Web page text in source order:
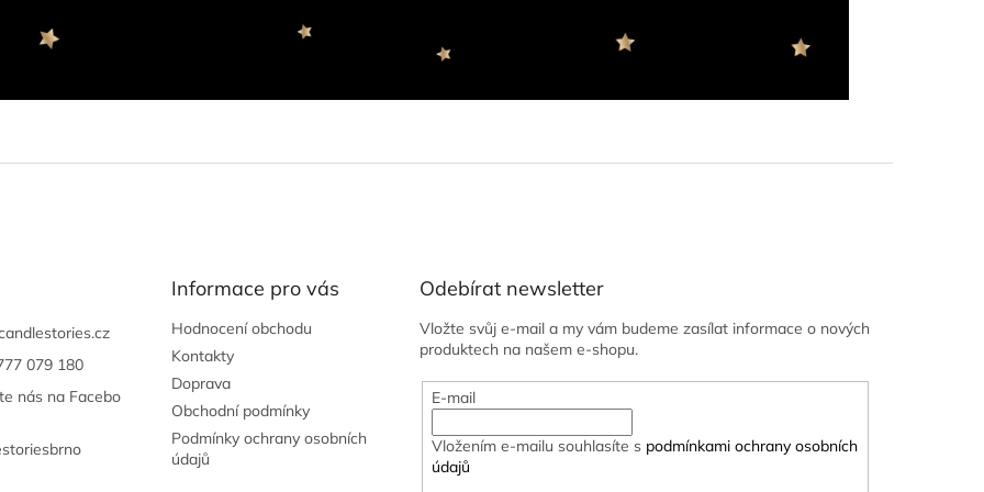
079 180
nás na Facebo
Informace pro vás
Hodnocení obchodu
Kontakty
Doprava
Obchodní podmínky
Podmínky ochrany osobních
údajů
Odebírat newsletter
Vložte svůj e-mail a my vám budeme zasílat informace o nových
produktech na našem e-shopu.
E-mail
Vložením e-mailu souhlasíte s podmínkami ochrany osobních
údajů